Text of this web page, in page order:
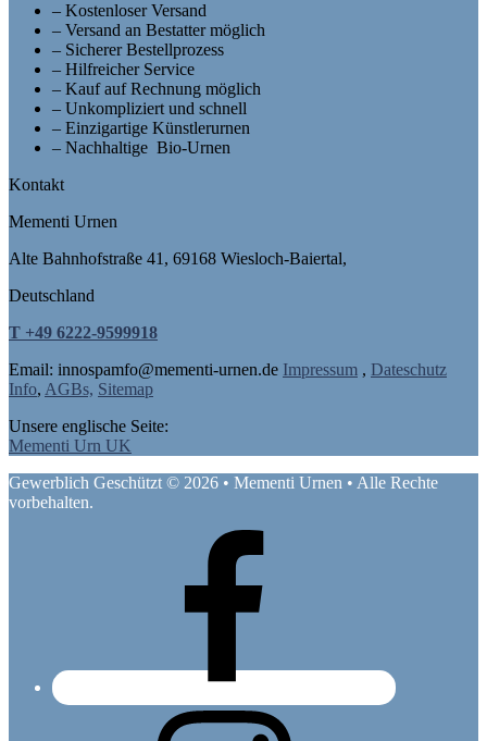
– Kostenloser Versand
– Versand an Bestatter möglich
– Sicherer Bestellprozess
– Hilfreicher Service
– Kauf auf Rechnung möglich
– Unkompliziert und schnell
– Einzigartige Künstlerurnen
– Nachhaltige Bio-Urnen
Kontakt
Mementi Urnen
Alte Bahnhofstraße 41, 69168 Wiesloch-Baiertal,
Deutschland
T +49 6222-9599918
Email: innospamfo@mementi-urnen.de Impressum , Dateschutz
Info, AGBs, Sitemap
Unsere englische Seite:
Mementi Urn UK
Gewerblich Geschützt © 2026 • Mementi Urnen • Alle Rechte
vorbehalten.